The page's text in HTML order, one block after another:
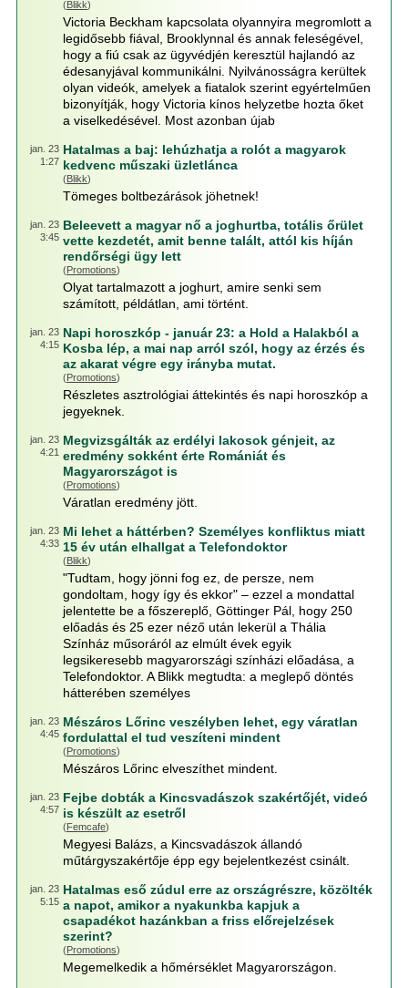
(Blikk)
Victoria Beckham kapcsolata olyannyira megromlott a
legidősebb fiával, Brooklynnal és annak feleségével,
hogy a fiú csak az ügyvédjén keresztül hajlandó az
édesanyjával kommunikálni. Nyilvánosságra kerültek
olyan videók, amelyek a fiatalok szerint egyértelműen
bizonyítják, hogy Victoria kínos helyzetbe hozta őket
a viselkedésével. Most azonban újab
jan. 23
1:27
Hatalmas a baj: lehúzhatja a rolót a magyarok
kedvenc műszaki üzletlánca
(Blikk)
Tömeges boltbezárások jöhetnek!
jan. 23
3:45
Beleevett a magyar nő a joghurtba, totális őrület
vette kezdetét, amit benne talált, attól kis híján
rendőrségi ügy lett
(Promotions)
Olyat tartalmazott a joghurt, amire senki sem
számított, példátlan, ami történt.
jan. 23
4:15
Napi horoszkóp - január 23: a Hold a Halakból a
Kosba lép, a mai nap arról szól, hogy az érzés és
az akarat végre egy irányba mutat.
(Promotions)
Részletes asztrológiai áttekintés és napi horoszkóp a
jegyeknek.
jan. 23
4:21
Megvizsgálták az erdélyi lakosok génjeit, az
eredmény sokként érte Romániát és
Magyarországot is
(Promotions)
Váratlan eredmény jött.
jan. 23
4:33
Mi lehet a háttérben? Személyes konfliktus miatt
15 év után elhallgat a Telefondoktor
(Blikk)
"Tudtam, hogy jönni fog ez, de persze, nem
gondoltam, hogy így és ekkor" – ezzel a mondattal
jelentette be a főszereplő, Göttinger Pál, hogy 250
előadás és 25 ezer néző után lekerül a Thália
Színház műsoráról az elmúlt évek egyik
legsikeresebb magyarországi színházi előadása, a
Telefondoktor. A Blikk megtudta: a meglepő döntés
hátterében személyes
jan. 23
4:45
Mészáros Lőrinc veszélyben lehet, egy váratlan
fordulattal el tud veszíteni mindent
(Promotions)
Mészáros Lőrinc elveszíthet mindent.
jan. 23
4:57
Fejbe dobták a Kincsvadászok szakértőjét, videó
is készült az esetről
(Femcafe)
Megyesi Balázs, a Kincsvadászok állandó
műtárgyszakértője épp egy bejelentkezést csinált.
jan. 23
5:15
Hatalmas eső zúdul erre az országrészre, közölték
a napot, amikor a nyakunkba kapjuk a
csapadékot hazánkban a friss előrejelzések
szerint?
(Promotions)
Megemelkedik a hőmérséklet Magyarországon.